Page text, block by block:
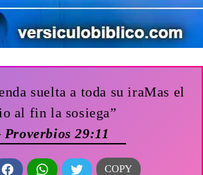
suelta a toda su iraMas el
al fin la sosiega”
29:11